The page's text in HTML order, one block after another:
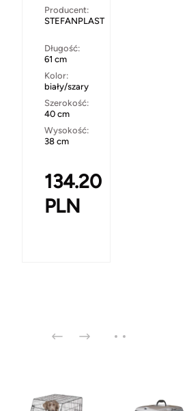
Producent:
STEFANPLAST
Długość:
61 cm
Kolor:
biały/szary
Szerokość:
40 cm
Wysokość:
38 cm
134.20
PLN